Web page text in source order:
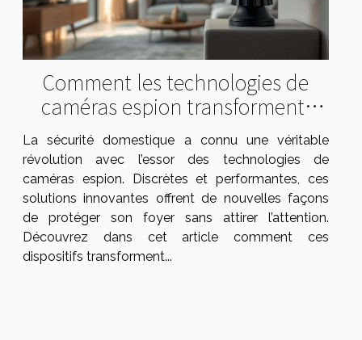
Comment les technologies de
caméras espion transforment-
elles la sécurité domestique ?
La sécurité domestique a connu une véritable
révolution avec l’essor des technologies de
caméras espion. Discrètes et performantes, ces
solutions innovantes offrent de nouvelles façons
de protéger son foyer sans attirer l’attention.
Découvrez dans cet article comment ces
dispositifs transforment...